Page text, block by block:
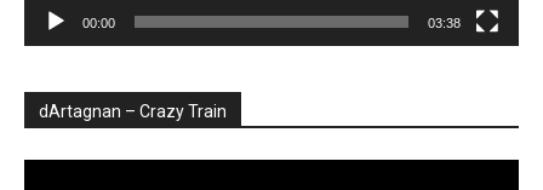
00:00 03:38
dArtagnan – Crazy Train